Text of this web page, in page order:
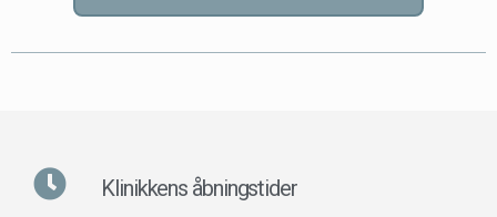
Klinikkens åbningstider